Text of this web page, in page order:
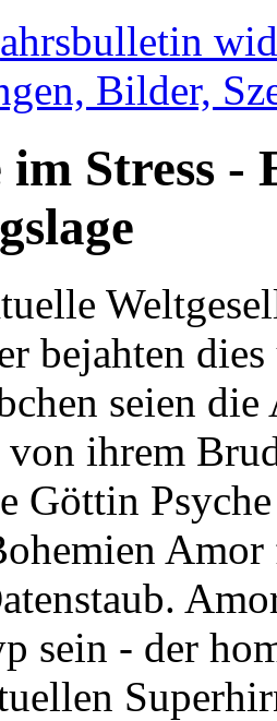
Bilder,
im Stress -
bejahten
seien
ihrem
Göttin
sein - der